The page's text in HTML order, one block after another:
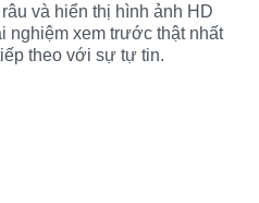
và hiển thị hình ảnh HD
nghiệm xem trước thật nhất
theo với sự tự tin.